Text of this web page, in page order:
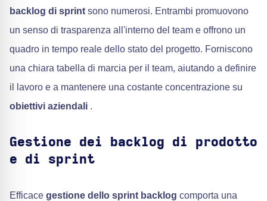
backlog di sprint sono numerosi. Entrambi promuovono
un senso di trasparenza all'interno del team e offrono un
quadro in tempo reale dello stato del progetto. Forniscono
una chiara tabella di marcia per il team, aiutando a definire
il lavoro e a mantenere una costante concentrazione su
obiettivi aziendali .
Gestione dei backlog di prodotto
e di sprint
Efficace gestione dello sprint backlog comporta una